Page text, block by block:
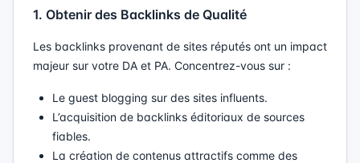
1. Obtenir des Backlinks de Qualité
Les backlinks provenant de sites réputés ont un impact
majeur sur votre DA et PA. Concentrez-vous sur :
Le guest blogging sur des sites influents.
L’acquisition de backlinks éditoriaux de sources
fiables.
La création de contenus attractifs comme des